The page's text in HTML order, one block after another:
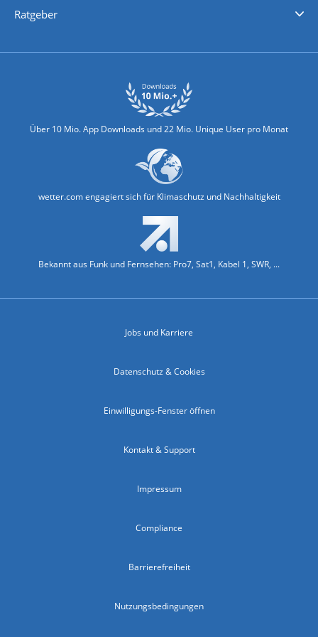
Ratgeber
Über 10 Mio. App Downloads und 22 Mio. Unique User pro Monat
wetter.com engagiert sich für Klimaschutz und Nachhaltigkeit
Bekannt aus Funk und Fernsehen: Pro7, Sat1, Kabel 1, SWR, ...
Jobs und Karriere
Datenschutz & Cookies
Einwilligungs-Fenster öffnen
Kontakt & Support
Impressum
Compliance
Barrierefreiheit
Nutzungsbedingungen